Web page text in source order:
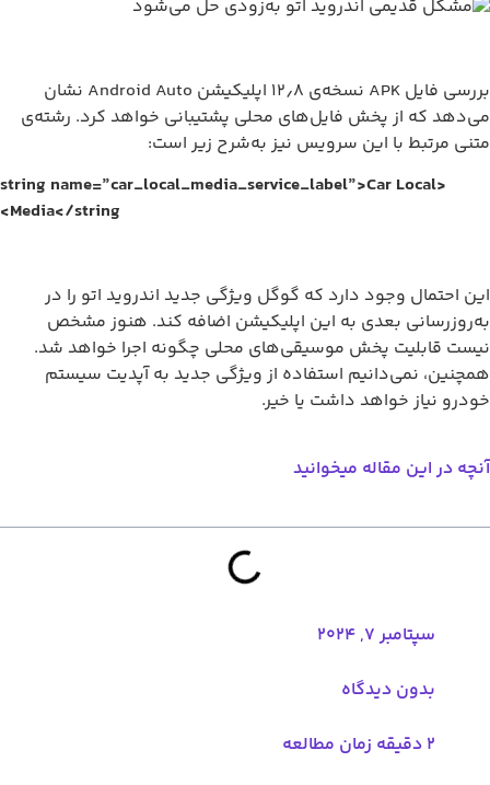
بررسی فایل APK نسخه‌ی ۱۲٫۸ اپلیکیشن Android Auto نشان
می‌دهد که از پخش فایل‌های محلی پشتیبانی خواهد کرد. رشته‌ی
متنی مرتبط با این سرویس نیز به‌شرح زیر است:
<string name=”car_local_media_service_label”>Car Local
Media</string>
این احتمال وجود دارد که گوگل ویژگی جدید اندروید اتو را در
به‌روزرسانی بعدی به این اپلیکیشن اضافه کند. هنوز مشخص
نیست قابلیت پخش موسیقی‌های محلی چگونه اجرا خواهد شد.
همچنین، نمی‌دانیم استفاده از ویژگی جدید به آپدیت سیستم
خودرو نیاز خواهد داشت یا خیر.
آنچه در این مقاله میخوانید
سپتامبر 7, 2024
بدون دیدگاه
2 دقیقه زمان مطالعه